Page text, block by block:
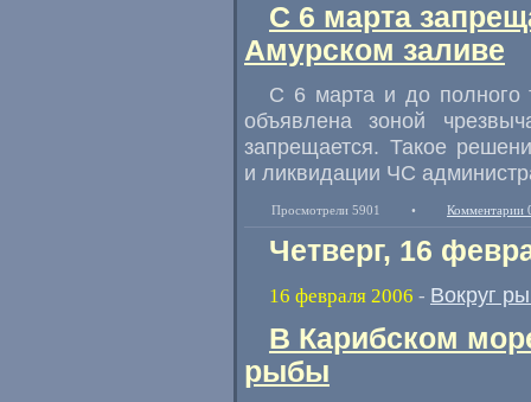
С 6 марта
Амурском заливе
С 6 марта и до полного
объявлена зоной
запрещается. Такое
и ликвидации ЧС
Просмотрели 5901 • Комментарии
Четверг, 16
16 февраля 2006 - Вокруг
В Карибском
рыбы